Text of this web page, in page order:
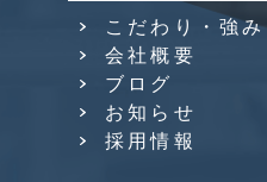
こだわり・強み
会社概要
ブログ
お知らせ
採用情報